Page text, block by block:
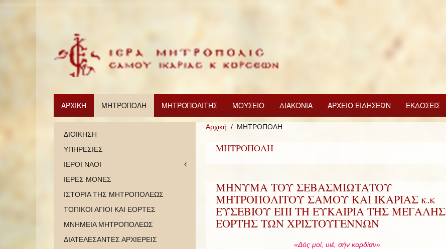
ΑΡΧΙΚΗ ΜΗΤΡΟΠΟΛΗ ΜΗΤΡΟΠΟΛΙΤΗΣ ΜΟΥΣΕΙΟ ΔΙΑΚΟΝΙΑ ΑΡΧΕΙΟ ΕΙΔΗΣΕΩΝ ΕΚΔΟΣΕΙΣ
Αρχική ΜΗΤΡΟΠΟΛΗ
ΜΗΤΡΟΠΟΛΗ
ΜΗΝΥΜΑ ΤΟΥ ΣΕΒΑΣΜΙΩΤΑΤΟΥ
ΜΗΤΡΟΠΟΛΙΤΟΥ ΣΑΜΟΥ ΚΑΙ ΙΚΑΡΙΑΣ κ.κ
ΕΥΣΕΒΙΟΥ ΕΠΙ ΤΗ ΕΥΚΑΙΡΙΑ ΤΗΣ ΜΕΓΑΛΗΣ
ΕΟΡΤΗΣ ΤΩΝ ΧΡΙΣΤΟΥΓΕΝΝΩΝ
«Δός μοί, υιέ, σήν καρδίαν»
ΔΙΟΙΚΗΣΗ
ΥΠΗΡΕΣΙΕΣ
ΙΕΡΟΙ ΝΑΟΙ
ΙΕΡΕΣ ΜΟΝΕΣ
ΙΣΤΟΡΙΑ ΤΗΣ ΜΗΤΡΟΠΟΛΕΩΣ
ΤΟΠΙΚΟΙ ΑΓΙΟΙ ΚΑΙ ΕΟΡΤΕΣ
ΜΝΗΜΕΙΑ ΜΗΤΡΟΠΟΛΕΩΣ
ΔΙΑΤΕΛΕΣΑΝΤΕΣ ΑΡΧΙΕΡΕΙΣ